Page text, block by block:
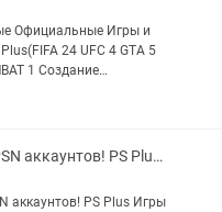
Официальные Игры и
24 UFC 4 GTA 5
Создание PSN аккаунтов! PS Plus Игры PS4 РS5 Xbox Подписки Пополнение
аккаунтов! PS Plus Игры